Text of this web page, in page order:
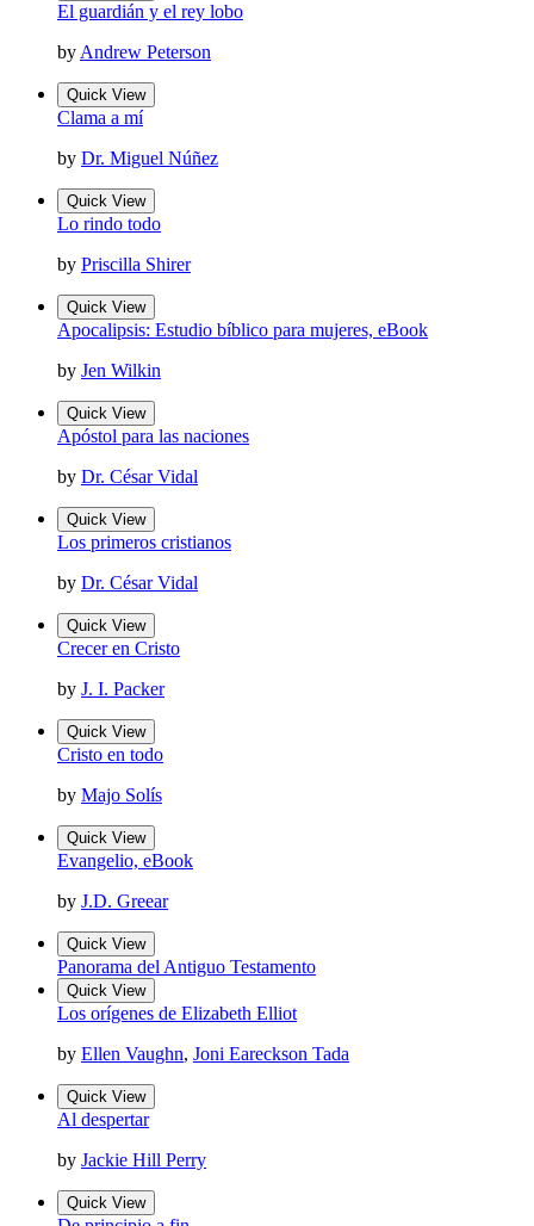
El guardián y el rey lobo
by Andrew Peterson
Quick View
Clama a mí
by Dr. Miguel Núñez
Quick View
Lo rindo todo
by Priscilla Shirer
Quick View
Apocalipsis: Estudio bíblico para mujeres, eBook
by Jen Wilkin
Quick View
Apóstol para las naciones
by Dr. César Vidal
Quick View
Los primeros cristianos
by Dr. César Vidal
Quick View
Crecer en Cristo
by J. I. Packer
Quick View
Cristo en todo
by Majo Solís
Quick View
Evangelio, eBook
by J.D. Greear
Quick View
Panorama del Antiguo Testamento
Quick View
Los orígenes de Elizabeth Elliot
by Ellen Vaughn, Joni Eareckson Tada
Quick View
Al despertar
by Jackie Hill Perry
Quick View